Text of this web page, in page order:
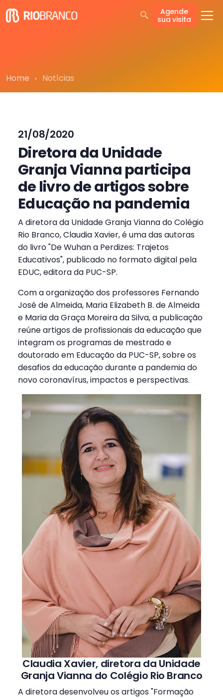
Agende
sua visita
Home Notícias
21/08/2020
Diretora da Unidade
Granja Vianna participa
de livro de artigos sobre
Educação na pandemia
A diretora da Unidade Granja Vianna do Colégio
Rio Branco, Claudia Xavier, é uma das autoras
do livro "De Wuhan a Perdizes: Trajetos
Educativos", publicado no formato digital pela
EDUC, editora da PUC-SP.
Com a organização dos professores Fernando
José de Almeida, Maria Elizabeth B. de Almeida
e Maria da Graça Moreira da Silva, a publicação
reúne artigos de profissionais da educação que
integram os programas de mestrado e
doutorado em Educação da PUC-SP, sobre os
desafios da educação durante a pandemia do
novo coronavírus, impactos e perspectivas.
Claudia Xavier, diretora da Unidade
Granja Vianna do Colégio Rio Branco
A diretora desenvolveu os artigos "Formação